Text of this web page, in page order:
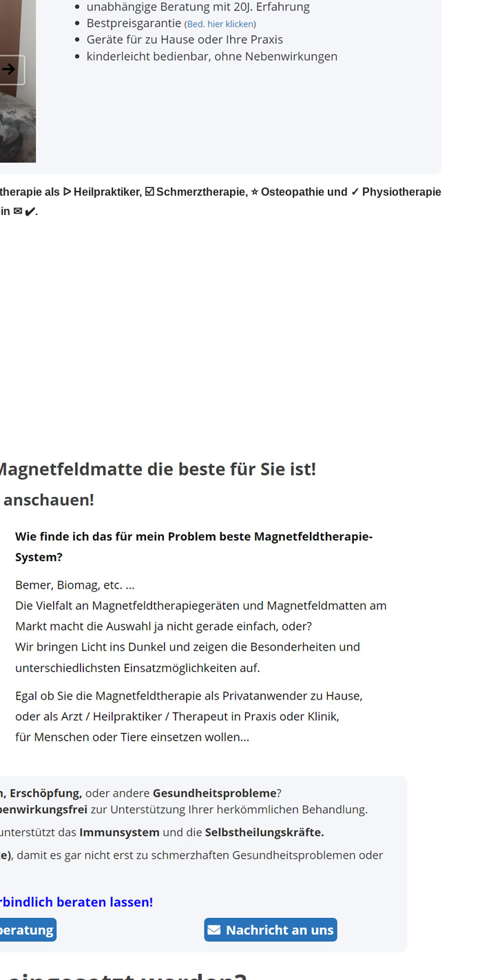
als ᐅ Heilpraktiker, ☑️ Schmerztherapie, ⭐ Osteopathie und ✓ Physiotherapie
✉ ✔️.